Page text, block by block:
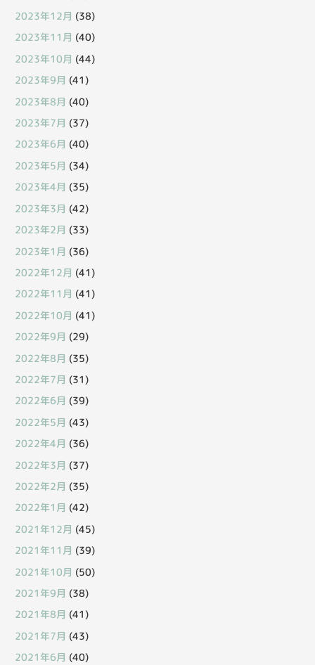
2023年12月 (38)
2023年11月 (40)
2023年10月 (44)
2023年9月 (41)
2023年8月 (40)
2023年7月 (37)
2023年6月 (40)
2023年5月 (34)
2023年4月 (35)
2023年3月 (42)
2023年2月 (33)
2023年1月 (36)
2022年12月 (41)
2022年11月 (41)
2022年10月 (41)
2022年9月 (29)
2022年8月 (35)
2022年7月 (31)
2022年6月 (39)
2022年5月 (43)
2022年4月 (36)
2022年3月 (37)
2022年2月 (35)
2022年1月 (42)
2021年12月 (45)
2021年11月 (39)
2021年10月 (50)
2021年9月 (38)
2021年8月 (41)
2021年7月 (43)
2021年6月 (40)